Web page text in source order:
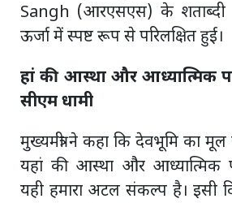
Sangh (आरएसएस) के शताब्दी
ऊर्जा में स्पष्ट रूप से परिलक्षित हुई।
हां की आस्था और आध्यात्मिक
सीएम धामी
मुख्यमंत्री ने कहा कि देवभूमि का
यहां की आस्था और आध्यात्मिक
यही हमारा अटल संकल्प है। इसी